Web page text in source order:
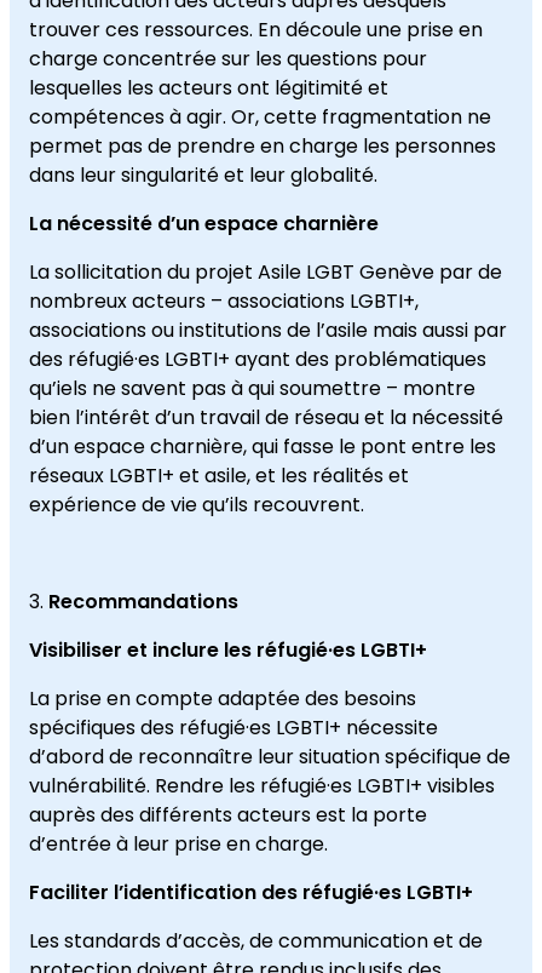
trouver ces ressources. En découle une prise en
charge concentrée sur les questions pour
lesquelles les acteurs ont légitimité et
compétences à agir. Or, cette fragmentation ne
permet pas de prendre en charge les personnes
dans leur singularité et leur globalité.
La nécessité d’un espace charnière
La sollicitation du projet Asile LGBT Genève par de
nombreux acteurs – associations LGBTI+,
associations ou institutions de l’asile mais aussi par
des réfugié·es LGBTI+ ayant des problématiques
qu’iels ne savent pas à qui soumettre – montre
bien l’intérêt d’un travail de réseau et la nécessité
d’un espace charnière, qui fasse le pont entre les
réseaux LGBTI+ et asile, et les réalités et
expérience de vie qu’ils recouvrent.
Recommandations
Visibiliser et inclure les réfugié·es LGBTI+
La prise en compte adaptée des besoins
spécifiques des réfugié·es LGBTI+ nécessite
d’abord de reconnaître leur situation spécifique de
vulnérabilité. Rendre les réfugié·es LGBTI+ visibles
auprès des différents acteurs est la porte
d’entrée à leur prise en charge.
Faciliter l’identification des réfugié·es LGBTI+
Les standards d’accès, de communication et de